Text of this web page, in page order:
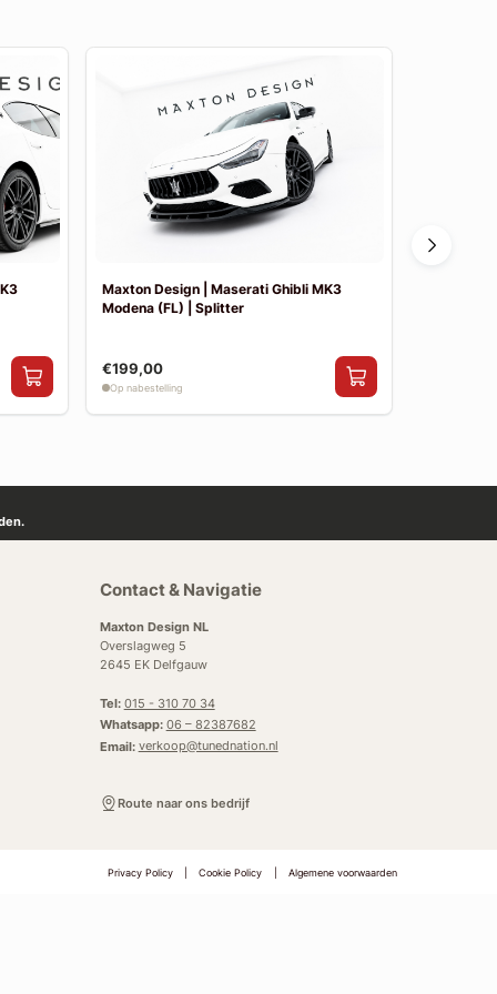
Maxton Design | Maserati Ghibli MK3
Modena (FL) | Splitter
€199,00
Op nabestelling
Contact & Navigatie
Maxton Design NL
Overslagweg 5
2645 EK Delfgauw
Tel: 015 - 310 70 34
Whatsapp: 06 – 82387682
Email: verkoop@tunednation.nl
Route naar ons bedrijf
Privacy Policy Cookie Policy Algemene voorwaarden